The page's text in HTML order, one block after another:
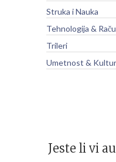
Struka i Nauka
Tehnologija &
Trileri
Umetnost &
Jeste li vi